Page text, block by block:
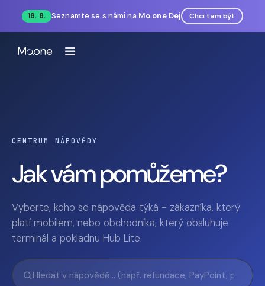
18. 8. Seznamte se s námi na Mo.one Dej Chci tam být
CENTRUM NÁPOVĚDY
Jak vám pomůžeme?
Vyberte, koho se nápověda týká - zákazníka, který
platí mobilem, nebo obchodníka, který obsluhuje
terminál a pokladnu Hub Lite.